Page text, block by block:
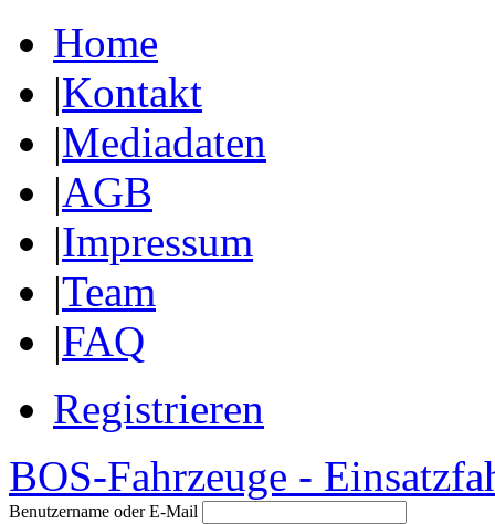
Home
|Kontakt
|Mediadaten
|AGB
|Impressum
|Team
|FAQ
Registrieren
BOS-Fahrzeuge -
Benutzername oder E-Mail